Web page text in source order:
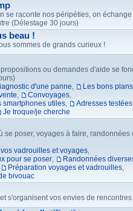
se raconte nos péripéties, on
(Délestage 30 jours)
beau !
sommes de grands curieux !
propositions ou demandes d'aide se
d'une panne,
Les bons
, Convoyages,
smartphones utiles, Adresses testées
Je troque/je cherche
se poser, voyages à faire, randonnées
vadrouilles et voyages,
pour se poser,
Randonnées
Préparation voyages et vadrouilles,
bivouac
s'organisent vos envies de rencontres